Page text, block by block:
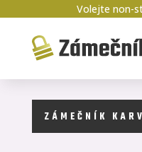
Volejte non-
ZÁMEČNÍK